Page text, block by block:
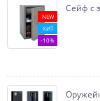
NEW
ХИТ
-10%
Сейф с